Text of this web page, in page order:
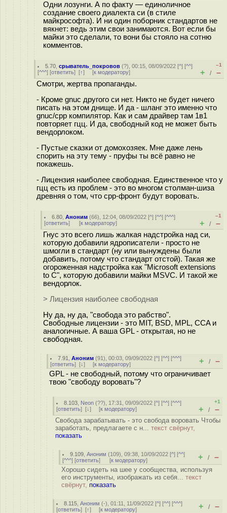
Одни лозунги. А по факту — единоличное
создание своего диалекта си (в стиле
майкрософта). И ни один поборник стандартов не
вякнет: ведь этим свои занимаются. Вот если бы
майки это сделали, то вони бы стояло на сотню
комментов.
5.70 ,срыватель_покровов (?), 00:15, 08/09/2022 [^] [^^]
[^^^] [ответить] [↑] [к модератору]
–1
+ / –
Смотри, жертва пропаганды.
- Кроме gnuc другого си нет. Никто не будет ничего
писать на этом днище. И да - шланг это именно что
gnuc/cpp компилятор. Как и сам драйвер там 1в1
повторяет гцц. И да, свободный код не может быть
вендорлоком.
- Пустые сказки от домохозяек. Мне даже лень
спорить на эту тему - пруфы ты всё равно не
покажешь.
- Лицензия наиболее свободная. Единственное что у
гцц есть из проблем - это во многом столман-шиза
древняя о том, что cpp-фронт будут воровать.
6.80 ,Аноним (66), 12:04, 08/09/2022 [^] [^^] [^^^]
[ответить] [к модератору]
–1
+ / –
Гнус это всего лишь жалкая надстройка над си,
которую добавили ядрописатели - просто не
шмогли в стандарт (ну или вынуждены были
добавить, потому что стандарт отстой). Такая же
огороженная надстройка как "Microsoft extensions
to C", которую добавили майки MSVC. И такой же
вендорлок.
> Лицензия наиболее свободная
Ну да, ну да, "свобода это рабство".
Свободные лицензии - это MIT, BSD, MPL, CCA и
аналогичные. А ваша GPL - открытая, но не
свободная.
7.91 ,Аноним (91), 00:03, 09/09/2022 [^] [^^] [^^^]
[ответить] [↓] [к модератору] + / –
GPL - не свободный, потому что ограничивает
твою "свободу воровать"?
8.103 Neon (??), 17:31, 09/09/2022 [^] [^^] [^^^]
[ответить] [↓] [к модератору]
+1
+ / –
Свобода зарабатывать - это свобода воровать Чтобы
заработать, предлагаете с н... текст свёрнут,
показать
9.109 ,Аноним (109), 09:38, 10/09/2022 [^] [^^]
[^^^] [ответить] [к модератору] + / –
Хорошо сидеть на шее у сообщества, используя
его инструменты, изображать из себя... текст
свёрнут, показать
8.115 ,Аноним (-), 01:11, 11/09/2022 [^] [^^] [^^^]
[ответить] [↑] [к модератору] + / –